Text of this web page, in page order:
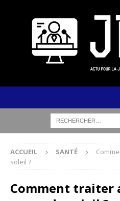
ACCUEIL SANTÉ
soleil ?
Comment traiter